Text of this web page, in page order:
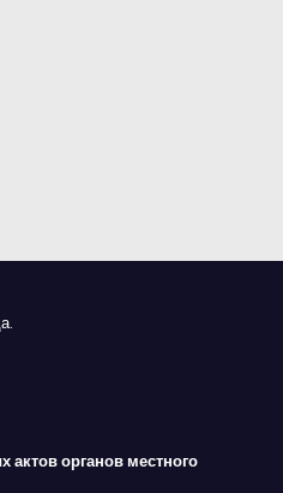
органов местного